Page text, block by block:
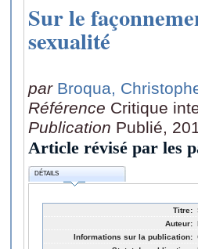
Sur le
sexualité
par Broqua,
Référence Critique
Publication Publié,
Article révisé par les
DÉTAILS
Titre:
Auteur:
Informations sur la publication: